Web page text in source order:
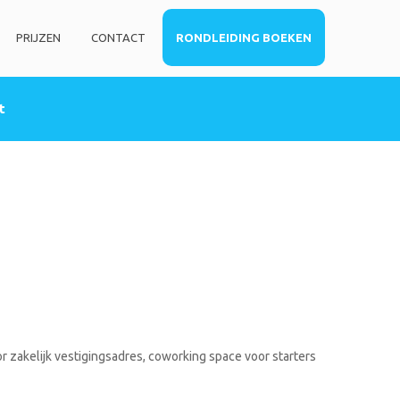
PRIJZEN
PRIJZEN CONTACT RONDLEIDING BOEKEN
zakelijk vestigingsadres, coworking space voor starters